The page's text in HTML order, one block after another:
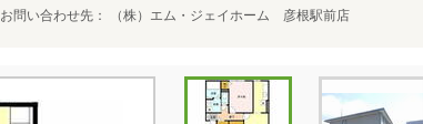
お問い合わせ先 （株）エム・ジェイホーム 彦根駅前店